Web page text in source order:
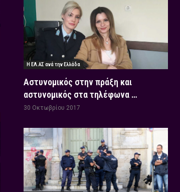
Η ΕΛ.ΑΣ ανά την Ελλάδα
Αστυνομικός στην πράξη και
αστυνομικός στα τηλέφωνα …
30 Οκτωβρίου 2017